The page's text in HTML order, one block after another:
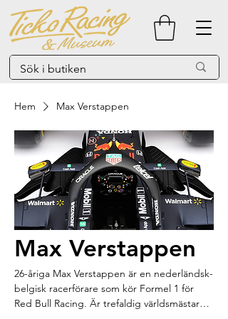
Hem Max Verstappen
Max Verstappen
26-åriga Max Verstappen är en nederländsk-
belgisk racerförare som kör Formel 1 för
Red Bull Racing. Är trefaldig världsmästare